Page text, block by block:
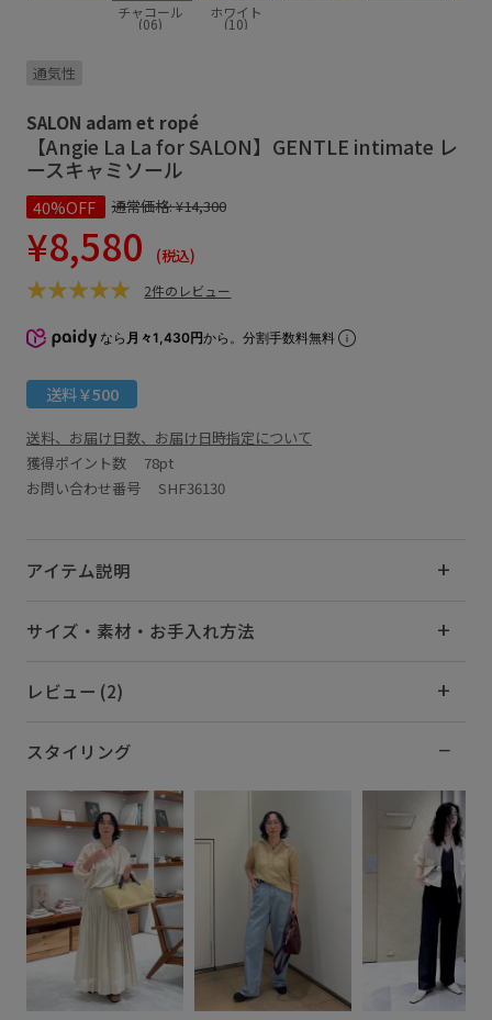
チャコール
(06)
ホワイト
(10)
通気性
SALON adam et ropé
【Angie La La for SALON】GENTLE intimate レ
ースキャミソール
40%OFF 通常価格:¥14,300
¥8,580 (税込)
2件のレビュー
なら 月々1,430円から。分割手数料無料
送料￥500
送料、お届け日数、お届け日時指定について
獲得ポイント数 78pt
お問い合わせ番号 SHF36130
アイテム説明
サイズ・素材・お手入れ方法
レビュー (2)
スタイリング